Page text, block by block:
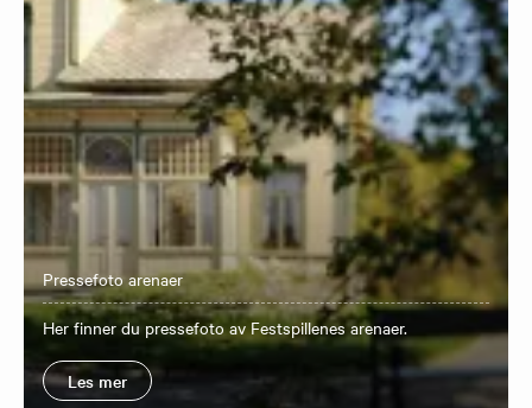
Pressefoto arenaer
Her finner du pressefoto av Festspillenes arenaer.
Les mer